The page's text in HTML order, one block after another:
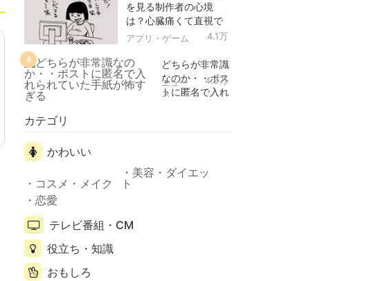
を見る制作者の心境
は？心臓痛くて直視で
きなかった！
アプリ・ゲーム 4.1万
どちらが非常識
なのか・・ポス
トに匿名で入れ
ニュー
ス
4.9万
4
カテゴリ
かわいい
コスメ・メイク
美容・ダイエッ
ト
恋愛
テレビ番組・CM
役立ち・知識
おもしろ